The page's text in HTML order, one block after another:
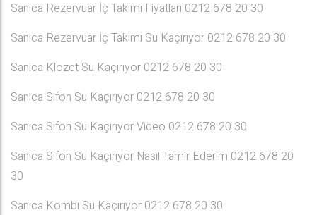
Sanica Rezervuar İç Takımı Fiyatları 0212 678 20 30
Sanica Rezervuar İç Takımı Su Kaçırıyor 0212 678 20 30
Sanica Klozet Su Kaçırıyor 0212 678 20 30
Sanica Sifon Su Kaçırıyor 0212 678 20 30
Sanica Sifon Su Kaçırıyor Video 0212 678 20 30
Sanica Sifon Su Kaçırıyor Nasıl Tamir Ederim 0212 678 20
30
Sanica Kombi Su Kaçırıyor 0212 678 20 30